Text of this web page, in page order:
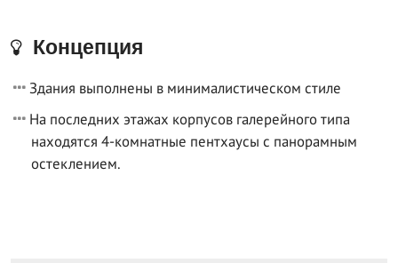
Концепция
Здания выполнены в минималистическом стиле
На последних этажах корпусов галерейного типа
находятся 4-комнатные пентхаусы с панорамным
остеклением.